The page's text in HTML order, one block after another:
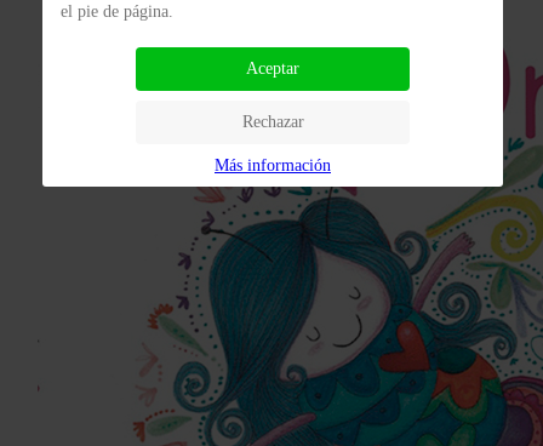
el pie de página.
Aceptar
Rechazar
Más información